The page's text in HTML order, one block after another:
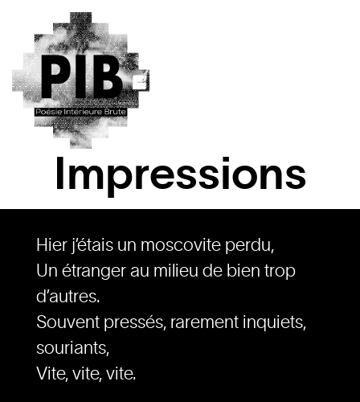
Impressions
Hier j’étais un moscovite perdu,
Un étranger au milieu de bien trop
d’autres.
Souvent pressés, rarement inquiets,
souriants,
Vite, vite, vite.